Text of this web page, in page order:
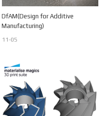
DfAM(Design for Additive
Manufacturing)
11-05